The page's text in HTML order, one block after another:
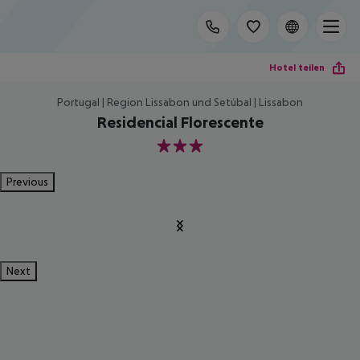
Hotel teilen
Portugal | Region Lissabon und Setúbal | Lissabon
Residencial Florescente
3
Previous
Next